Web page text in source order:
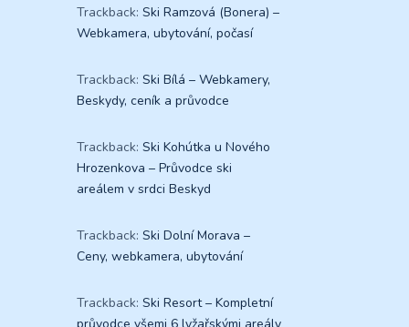
Trackback: Ski Ramzová (Bonera) –
Webkamera, ubytování, počasí
Trackback: Ski Bílá – Webkamery,
Beskydy, ceník a průvodce
Trackback: Ski Kohútka u Nového
Hrozenkova – Průvodce ski
areálem v srdci Beskyd
Trackback: Ski Dolní Morava –
Ceny, webkamera, ubytování
Trackback: Ski Resort – Kompletní